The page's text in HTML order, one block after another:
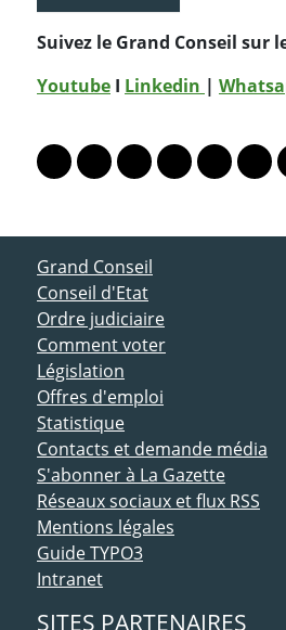
Suivez le Grand Conseil sur
Youtube I Linkedin |
Lien vers le profil Mastodon
Lien vers le profil
Lien vers le profil
Lien vers le
Lien
ACCÈS DIRECT
Grand Conseil
Conseil d'Etat
Ordre judiciaire
Comment voter
Législation
Offres d'emploi
Statistique
Contacts et demande média
S'abonner à La Gazette
Réseaux sociaux et flux RSS
Mentions légales
Guide TYPO3
Intranet
SITES PARTENAIRES